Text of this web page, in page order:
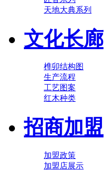
天地大典系列
文化长廊
榫卯结构图
生产流程
工艺图案
红木种类
招商加盟
加盟政策
加盟店展示